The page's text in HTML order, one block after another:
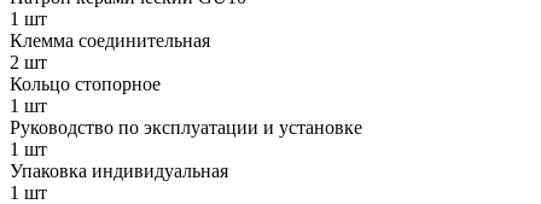
1 шт
Клемма соединительная
2 шт
Кольцо стопорное
1 шт
Руководство по эксплуатации и установке
1 шт
Упаковка индивидуальная
1 шт